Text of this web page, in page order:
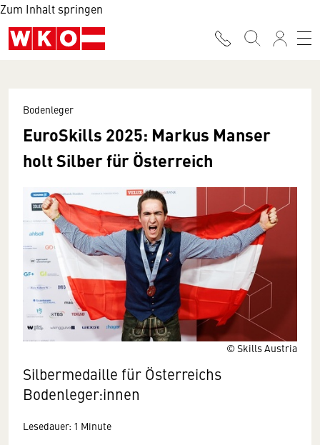
Zum Inhalt springen
© Skills Austria
Bodenleger
EuroSkills 2025: Markus Manser
holt Silber für Österreich
Silbermedaille für Österreichs
Bodenleger:innen
Lesedauer: 1 Minute